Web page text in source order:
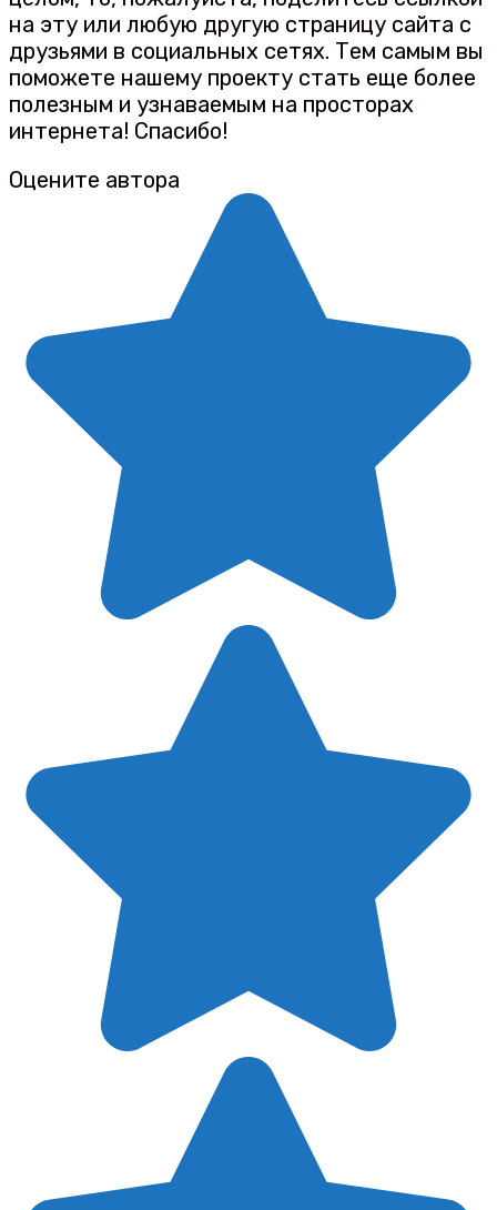
на эту или любую другую страницу сайта с
друзьями в социальных сетях. Тем самым вы
поможете нашему проекту стать еще более
полезным и узнаваемым на просторах
интернета! Спасибо!
Оцените автора